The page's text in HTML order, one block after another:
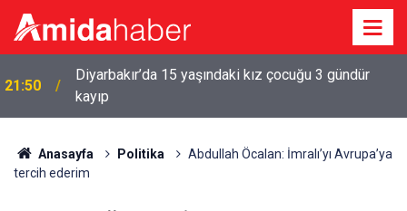
21:50
Diyarbakır’da 15 yaşındaki kız çocuğu 3 gündür
kayıp
Anasayfa Politika
Abdullah Öcalan: İmralı’yı Avrupa’ya
tercih ederim